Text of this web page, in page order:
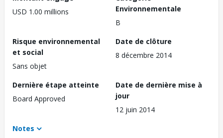
USD 1.00 millions
Environnementale
B
Risque environnemental
et social
Sans objet
Date de clôture
8 décembre 2014
Dernière étape atteinte
Board Approved
Date de dernière mise à
jour
12 juin 2014
Notes